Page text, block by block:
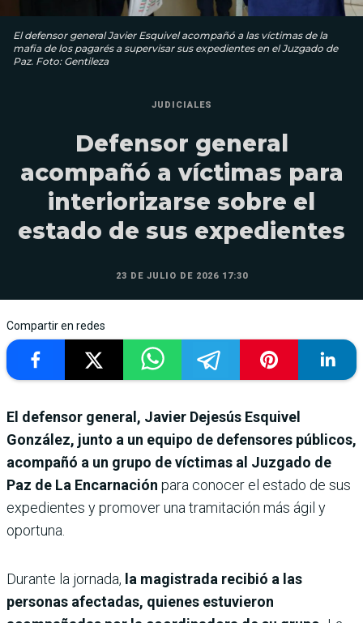
El defensor general Javier Esquivel acompañó a las víctimas de la
mafia de los pagarés a supervisar sus expedientes en el Juzgado de
Paz. Foto: Gentileza
JUDICIALES
Defensor general
acompañó a víctimas para
interiorizarse sobre el
estado de sus expedientes
23 DE JULIO DE 2026 17:30
Compartir en redes
El defensor general, Javier Dejesús Esquivel
González, junto a un equipo de defensores públicos,
acompañó a un grupo de víctimas al Juzgado de
Paz de La Encarnación para conocer el estado de sus
expedientes y promover una tramitación más ágil y
oportuna.
Durante la jornada, la magistrada recibió a las
personas afectadas, quienes estuvieron